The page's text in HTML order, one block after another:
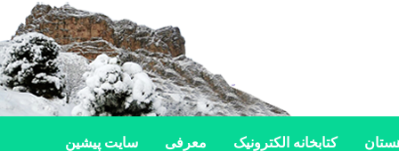
کتابخانه الکترونیک معرفی سایت پیشین